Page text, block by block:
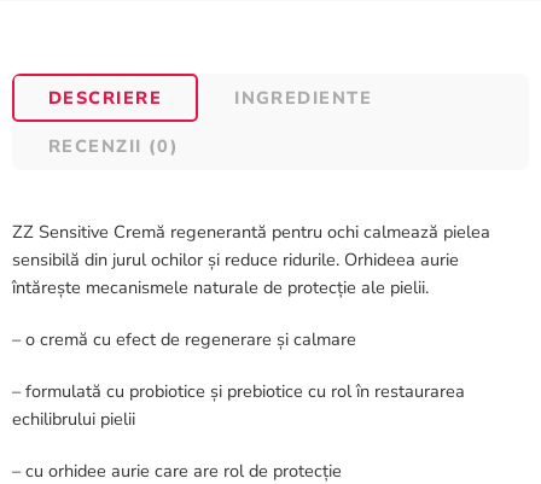
DESCRIERE
INGREDIENTE
RECENZII (0)
ZZ Sensitive Cremă regenerantă pentru ochi calmează pielea
sensibilă din jurul ochilor și reduce ridurile. Orhideea aurie
întărește mecanismele naturale de protecție ale pielii.
– o cremă cu efect de regenerare și calmare
– formulată cu probiotice și prebiotice cu rol în restaurarea
echilibrului pielii
– cu orhidee aurie care are rol de protecție